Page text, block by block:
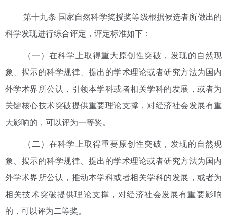
第十九条 国家自然科学奖授奖等级根据候选者所做出的
科学发现进行综合评定，评定标准如下：
（一）在科学上取得重大原创性突破，发现的自然现
象、揭示的科学规律、提出的学术理论或者研究方法为国内
外学术界所公认，引领本学科或者相关学科的发展，或者为
关键核心技术突破提供重要理论支撑，对经济社会发展有重
大影响的，可以评为一等奖。
（二）在科学上取得重要原创性突破，发现的自然现
象、揭示的科学规律、提出的学术理论或者研究方法为国内
外学术界所公认，推动本学科或者相关学科的发展，或者为
相关技术突破提供理论支撑，对经济社会发展有重要影响
的，可以评为二等奖。